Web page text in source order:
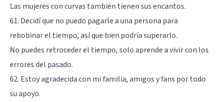
Las mujeres con curvas también tienen sus encantos.
61. Decidí que no puedo pagarle a una persona para
rebobinar el tiempo, así que bien podría superarlo.
No puedes retroceder el tiempo, solo aprende a vivir con los
errores del pasado.
62. Estoy agradecida con mi familia, amigos y fans por todo
su apoyo.